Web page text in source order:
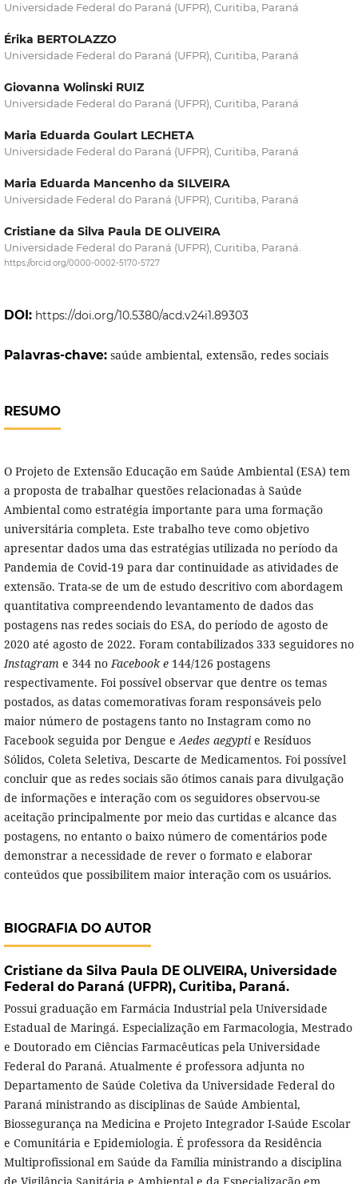
Universidade Federal do Paraná (UFPR), Curitiba, Paraná
Érika BERTOLAZZO
Universidade Federal do Paraná (UFPR), Curitiba, Paraná
Giovanna Wolinski RUIZ
Universidade Federal do Paraná (UFPR), Curitiba, Paraná
Maria Eduarda Goulart LECHETA
Universidade Federal do Paraná (UFPR), Curitiba, Paraná
Maria Eduarda Mancenho da SILVEIRA
Universidade Federal do Paraná (UFPR), Curitiba, Paraná
Cristiane da Silva Paula DE OLIVEIRA
Universidade Federal do Paraná (UFPR), Curitiba, Paraná.
https://orcid.org/0000-0002-5170-5727
DOI: https://doi.org/10.5380/acd.v24i1.89303
Palavras-chave: saúde ambiental, extensão, redes sociais
RESUMO
O Projeto de Extensão Educação em Saúde Ambiental (ESA) tem
a proposta de trabalhar questões relacionadas à Saúde
Ambiental como estratégia importante para uma formação
universitária completa. Este trabalho teve como objetivo
apresentar dados uma das estratégias utilizada no período da
Pandemia de Covid-19 para dar continuidade as atividades de
extensão. Trata-se de um de estudo descritivo com abordagem
quantitativa compreendendo levantamento de dados das
postagens nas redes sociais do ESA, do período de agosto de
2020 até agosto de 2022. Foram contabilizados 333 seguidores no
Instagram e 344 noFacebook e 144/126 postagens
respectivamente. Foi possível observar que dentre os temas
postados, as datas comemorativas foram responsáveis pelo
maior número de postagens tanto no Instagram como no
Facebook seguida por Dengue eAedes aegypti e Resíduos
Sólidos, Coleta Seletiva, Descarte de Medicamentos. Foi possível
concluir que as redes sociais são ótimos canais para divulgação
de informações e interação com os seguidores observou-se
aceitação principalmente por meio das curtidas e alcance das
postagens, no entanto o baixo número de comentários pode
demonstrar a necessidade de rever o formato e elaborar
conteúdos que possibilitem maior interação com os usuários.
BIOGRAFIA DO AUTOR
Cristiane da Silva Paula DE OLIVEIRA, Universidade
Federal do Paraná (UFPR), Curitiba, Paraná.
Possui graduação em Farmácia Industrial pela Universidade
Estadual de Maringá. Especialização em Farmacologia, Mestrado
e Doutorado em Ciências Farmacêuticas pela Universidade
Federal do Paraná. Atualmente é professora adjunta no
Departamento de Saúde Coletiva da Universidade Federal do
Paraná ministrando as disciplinas de Saúde Ambiental,
Biossegurança na Medicina e Projeto Integrador I-Saúde Escolar
e Comunitária e Epidemiologia. É professora da Residência
Multiprofissional em Saúde da Família ministrando a disciplina